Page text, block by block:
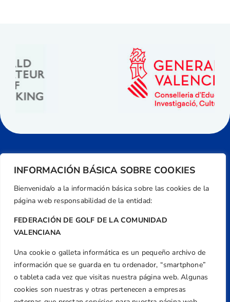
INFORMACIÓN BÁSICA SOBRE COOKIES
Bienvenida/o a la información básica sobre las cookies de la
página web responsabilidad de la entidad:
FEDERACIÓN DE GOLF DE LA COMUNIDAD
VALENCIANA
Una cookie o galleta informática es un pequeño archivo de
información que se guarda en tu ordenador, “smartphone”
o tableta cada vez que visitas nuestra página web. Algunas
cookies son nuestras y otras pertenecen a empresas
Dirección
Centre de L´Esport, Carrer d'Isaac Peral i
Caballero, Nº 5, Despachos 2 y 3, 46980,